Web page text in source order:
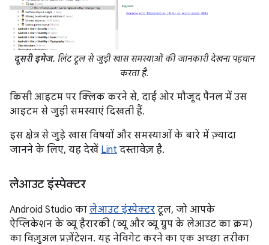
दूसरी इमेज. लिंट टूल से जुड़ी खास समस्याओं की जानकारी देखना पहचान
करता है.
किसी आइटम पर क्लिक करने से, दाईं ओर मौजूद पैनल में उस
आइटम से जुड़ी समस्याएं दिखती हैं.
इस क्षेत्र से जुड़े खास विषयों और समस्याओं के बारे में ज़्यादा
जानने के लिए, यह देखें Lint दस्तावेज़ है.
लेआउट इंस्पेक्टर
Android Studio का लेआउट इंस्पेक्टर टूल, जो आपके
ऐप्लिकेशन के व्यू हैरारकी (व्यू और व्यू ग्रुप के लेआउट का क्रम)
का विज़ुअल प्रज़ेंटेशन. यह नेविगेट करने का एक अच्छा तरीका